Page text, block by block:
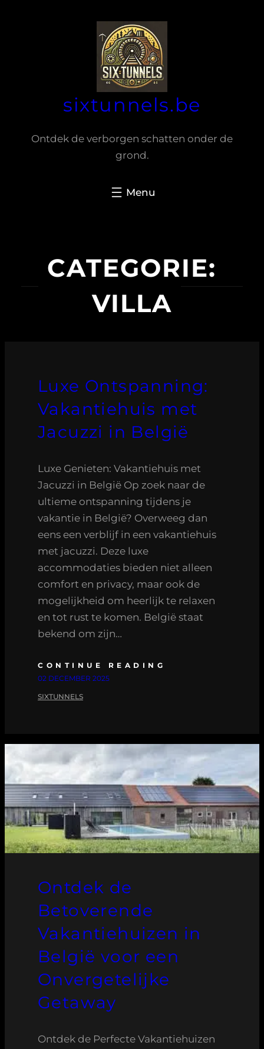
sixtunnels.be
Ontdek de verborgen schatten onder de
grond.
CATEGORIE:
VILLA
Luxe Ontspanning:
Vakantiehuis met
Jacuzzi in België
Luxe Genieten: Vakantiehuis met
Jacuzzi in België Op zoek naar de
ultieme ontspanning tijdens je
vakantie in België? Overweeg dan
eens een verblijf in een vakantiehuis
met jacuzzi. Deze luxe
accommodaties bieden niet alleen
comfort en privacy, maar ook de
mogelijkheid om heerlijk te relaxen
en tot rust te komen. België staat
bekend om zijn…
CONTINUE READING
02 DECEMBER 2025
SIXTUNNELS
Ontdek de
Betoverende
Vakantiehuizen in
België voor een
Onvergetelijke
Getaway
Ontdek de Perfecte Vakantiehuizen